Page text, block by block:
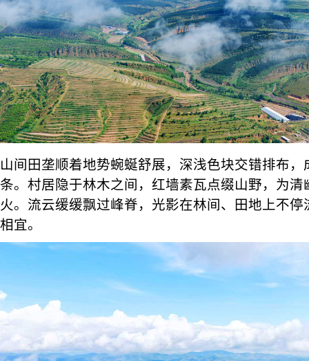
山间田垄顺着地势蜿蜒舒展，深浅色块交错排布
条。村居隐于林木之间，红墙素瓦点缀山野，为
火。流云缓缓飘过峰脊，光影在林间、田地上不
相宜。